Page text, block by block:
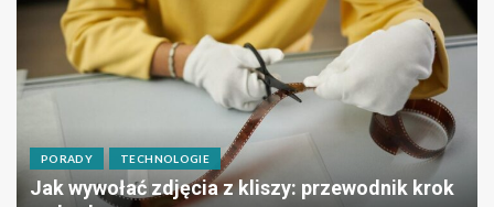
PORADY TECHNOLOGIE
Jak wywołać zdjęcia z kliszy: przewodnik krok